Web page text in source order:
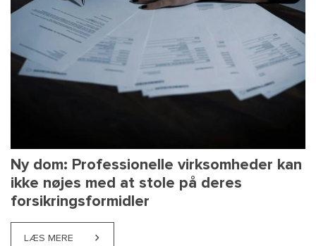
Ny dom: Professionelle virksomheder kan
ikke nøjes med at stole på deres
forsikringsformidler
LÆS MERE ABOUT NY DOM: PROFESSIONELLE